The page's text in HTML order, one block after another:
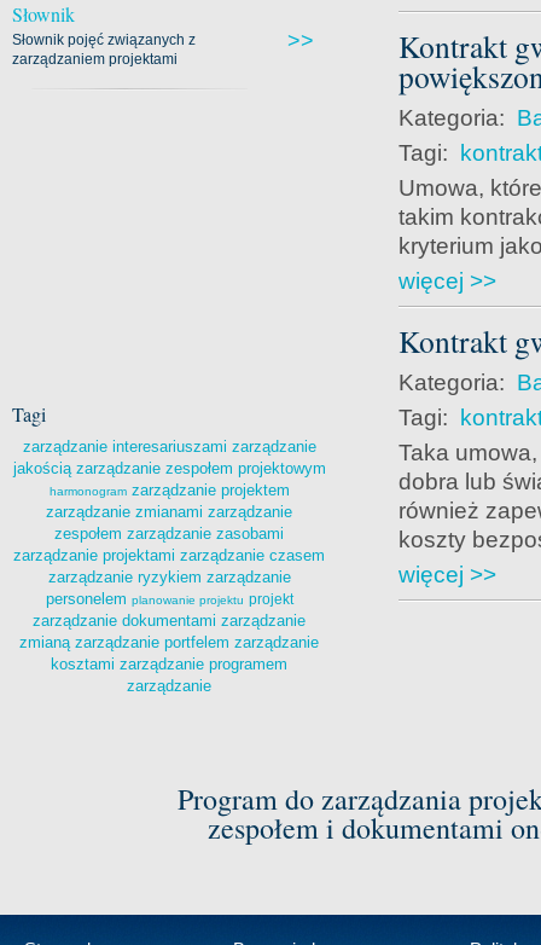
Słownik
Słownik pojęć związanych z
zarządzaniem projektami
>>
Tagi
zarządzanie interesariuszami zarządzanie
jakością zarządzanie zespołem projektowym
harmonogram zarządzanie projektem
zarządzanie zmianami zarządzanie
zespołem zarządzanie zasobami
zarządzanie projektami zarządzanie czasem
zarządzanie ryzykiem zarządzanie
personelem planowanie projektu projekt
zarządzanie dokumentami zarządzanie
zmianą zarządzanie portfelem zarządzanie
kosztami zarządzanie programem
zarządzanie
Kontrakt
Kategoria:
Tagi:
Umowa,
takim
kryterium
więcej >>
Kontrakt
Kategoria:
Tagi:
Taka
dobra lub
również
koszty
więcej >>
Program do zarządzania
zespołem i dokumentami